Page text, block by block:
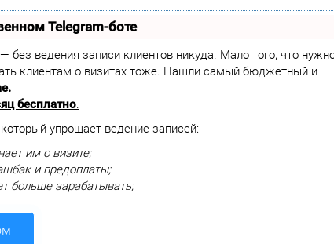
Telegram-боте
без ведения записи клиентов никуда. Мало того, что
клиентам о визитах тоже. Нашли самый бюджетный и
бесплатно.
упрощает ведение записей:
им о визите;
и предоплаты;
больше зарабатывать;